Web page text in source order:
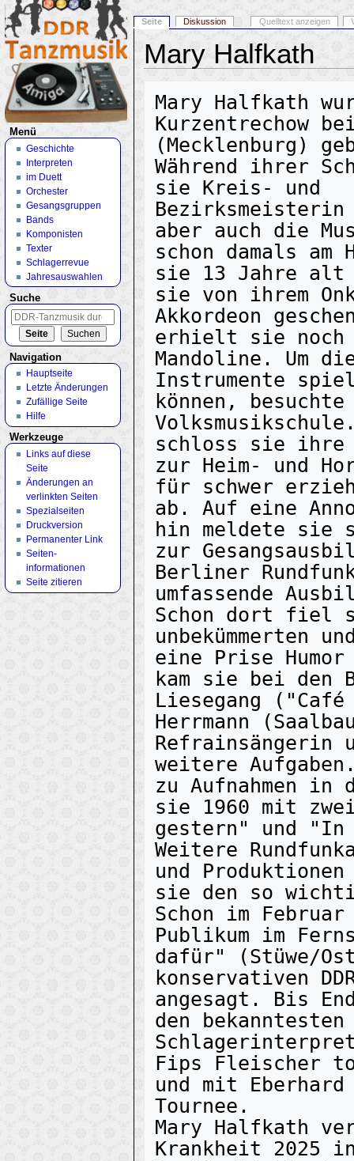
Mary Halfkath
Mary Halfkath
Kurzentrechow
(Mecklenburg)
Während ihrer
sie Kreis- und
Bezirksmeisterin
aber auch die
schon damals am
sie 13 Jahre alt
sie von ihrem
Akkordeon
erhielt sie noch
Mandoline. Um
Instrumente
können,
schloss sie ihre
zur Heim- und
für schwer
ab. Auf eine
hin meldete sie
zur
Berliner
umfassende
Schon dort fiel
unbekümmerten
eine Prise
kam sie bei den
Liesegang
Herrmann
Refrainsängerin
weitere
zu Aufnahmen in
sie 1960 mit
gestern" und
Weitere
und
sie den so
Schon im
Publikum im
dafür" (Stüwe/
konservativen
angesagt. Bis
den
Fips Fleischer
und mit
Tournee.
Mary Halfkath
Krankheit 2025
Seite Diskussion Quelltext anzeigen
Menü
Geschichte
Interpreten
im Duett
Orchester
Gesangsgruppen
Bands
Komponisten
Texter
Schlagerrevue
Jahresauswahlen
Suche
Navigation
Hauptseite
Letzte Änderungen
Zufällige Seite
Hilfe
Werkzeuge
Links auf diese
Seite
Änderungen an
verlinkten Seiten
Spezialseiten
Druckversion
Permanenter Link
Seiten­
informationen
Seite zitieren